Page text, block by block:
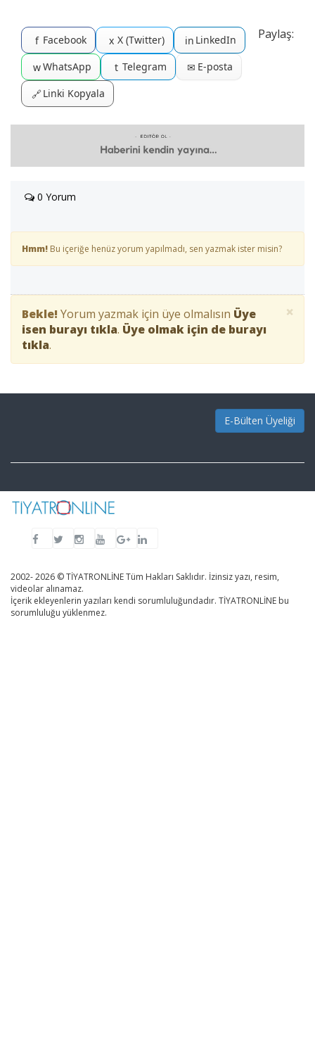
Paylaş:
f Facebook x X (Twitter) in LinkedIn
wWhatsApp t Telegram ✉ E-posta
🔗Linki Kopyala
0 Yorum
Hmm! Bu içeriğe henüz yorum yapılmadı, sen yazmak ister misin?
×
Bekle! Yorum yazmak için üye olmalısın Üye
isen burayı tıkla. Üye olmak için de burayı
tıkla.
E-Bülten Üyeliği
2002- 2026 © TİYATRONLİNE Tüm Hakları Saklıdır. İzinsiz yazı, resim,
videolar alınamaz.
İçerik ekleyenlerin yazıları kendi sorumluluğundadır. TİYATRONLİNE bu
sorumluluğu yüklenmez.